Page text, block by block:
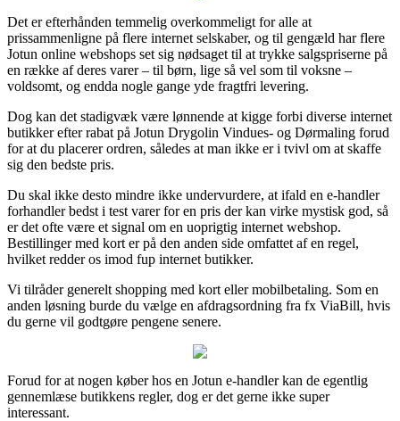
Det er efterhånden temmelig overkommeligt for alle at
prissammenligne på flere internet selskaber, og til gengæld har flere
Jotun online webshops set sig nødsaget til at trykke salgspriserne på
en række af deres varer – til børn, lige så vel som til voksne –
voldsomt, og endda nogle gange yde fragtfri levering.
Dog kan det stadigvæk være lønnende at kigge forbi diverse internet
butikker efter rabat på Jotun Drygolin Vindues- og Dørmaling forud
for at du placerer ordren, således at man ikke er i tvivl om at skaffe
sig den bedste pris.
Du skal ikke desto mindre ikke undervurdere, at ifald en e-handler
forhandler bedst i test varer for en pris der kan virke mystisk god, så
er det ofte være et signal om en uoprigtig internet webshop.
Bestillinger med kort er på den anden side omfattet af en regel,
hvilket redder os imod fup internet butikker.
Vi tilråder generelt shopping med kort eller mobilbetaling. Som en
anden løsning burde du vælge en afdragsordning fra fx ViaBill, hvis
du gerne vil godtgøre pengene senere.
Forud for at nogen køber hos en Jotun e-handler kan de egentlig
gennemlæse butikkens regler, dog er det gerne ikke super
interessant.